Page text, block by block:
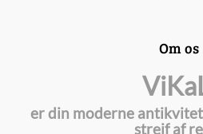
Om os
er din moderne
strejf af